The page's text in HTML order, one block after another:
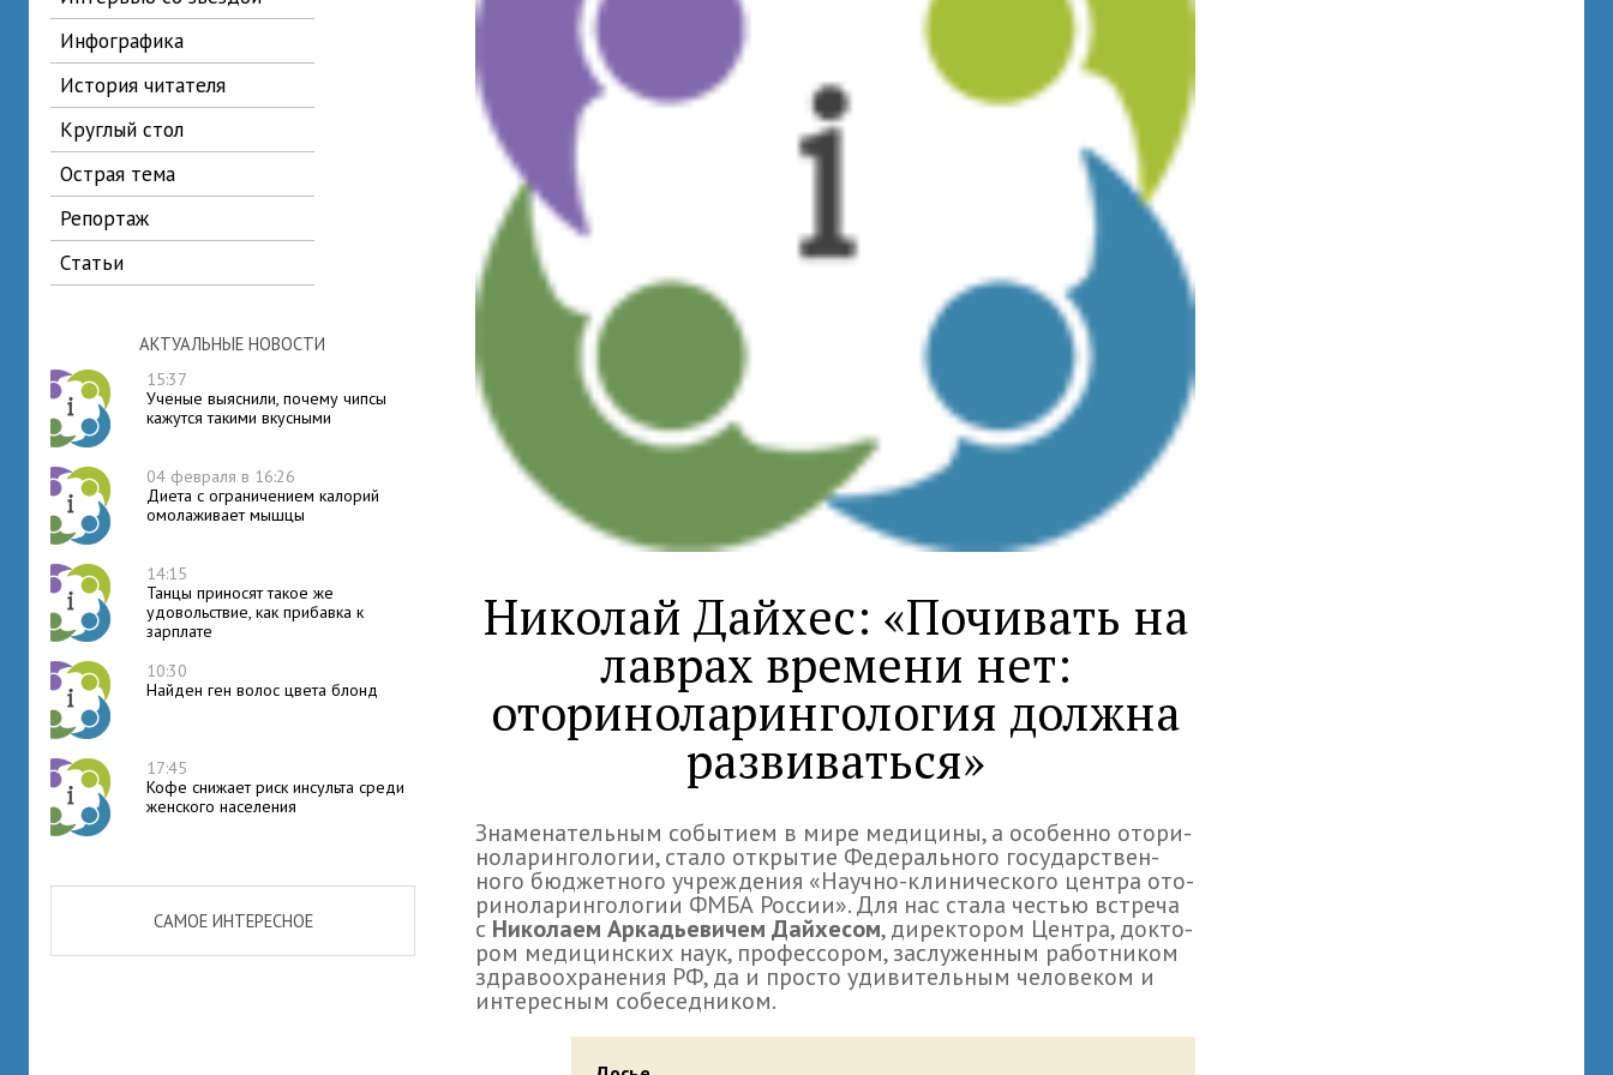
инфографика
история читателя
круглый стол
острая тема
репортаж
статьи
АКТУАЛЬНЫЕ НОВОСТИ
15:37
Ученые выяснили, почему чипсы
кажутся такими вкусными
04 февраля в 16:26
Диета с ограничением калорий
омолаживает мышцы
14:15
Танцы приносят такое же
удовольствие, как прибавка к
зарплате
10:30
Найден ген волос цвета блонд
17:45
Кофе снижает риск инсульта среди
женского населения
САМОЕ ИНТЕРЕСНОЕ
Николай Дайхес: «Почивать на
лаврах времени нет:
оториноларингология должна
развиваться»
Знаменатель­ным собы­тием в мире меди­цины, а осо­бенно ото­ри­
но­ла­рин­го­ло­гии, стало откры­тие Федерального госу­дар­ствен­
ного бюд­жет­ного учре­жде­ния «Научно-кли­ни­че­ского цен­тра ото­
ри­но­ла­рин­го­ло­гии ФМБА России». Для нас стала честью встреча
с Николаем Аркадьевичем Дайхесом, дирек­то­ром Центра, док­то­
ром меди­цин­ских наук, про­фес­со­ром, заслу­жен­ным работ­ни­ком
здра­во­охра­не­ния РФ, да и про­сто уди­ви­тель­ным чело­ве­ком и
инте­рес­ным собе­седником.